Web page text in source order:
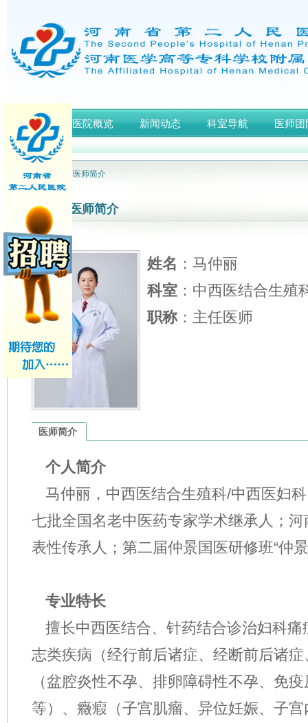
首页 医院概览 新闻动态 科室导航 医师团
网站首页 > 医师简介
医师简介
姓名 ：马仲丽
科室 ：中西医结合生殖
职称：主任医师
医师简介
个人简介
马仲丽，中西医结合生殖科/中西医妇
七批全国名老中医药专家学术继承人；
表性传承人；第二届仲景国医研修班“仲
专业特长
擅长中西医结合、针药结合诊治妇科
志类疾病（经行前后诸症、经断前后诸
（盆腔炎性不孕、排卵障碍性不孕、免
等）、癥瘕（子宫肌瘤、异位妊娠、子